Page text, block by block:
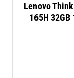
Lenovo
165H 32GB